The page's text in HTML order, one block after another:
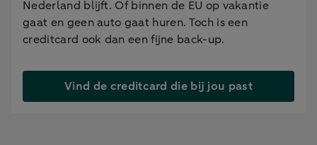
Nederland blijft. Of binnen de EU op vakantie
gaat en geen auto gaat huren. Toch is een
creditcard ook dan een fijne back-up.
Vind de creditcard die bij jou past